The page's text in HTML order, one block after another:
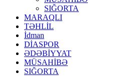
SIĞORTA
MARAQLI
TƏHLİL
İdman
DİASPOR
ƏDƏBİYYAT
MÜSAHİBƏ
SIĞORTA